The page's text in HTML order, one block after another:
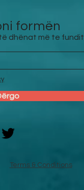
formën
dhënat më te fundit.
Terms & Conditions